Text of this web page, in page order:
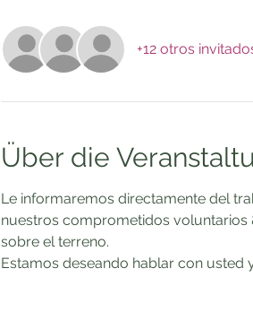
+12 otros
Über die
Le informaremos directamente del
nuestros comprometidos voluntarios
sobre el terreno.
Estamos deseando hablar con usted